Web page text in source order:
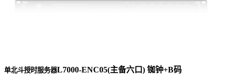
单北斗授时服务器L7000-ENC05(主备六口) 铷钟+B码